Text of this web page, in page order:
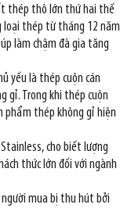
thép thô lớn thứ hai thế
loại thép từ tháng 12 năm
làm chậm đà gia tăng
yếu là thép cuộn cán
gỉ. Trong khi thép cuộn
phẩm thép không gỉ hiện
cho biết lượng
thức lớn đối với ngành
mua bị thu hút bởi